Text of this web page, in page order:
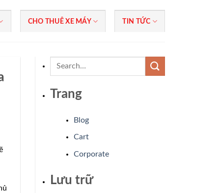
CHO THUÊ XE MÁY TIN TỨC
Trang
Blog
Cart
Corporate
Lưu trữ